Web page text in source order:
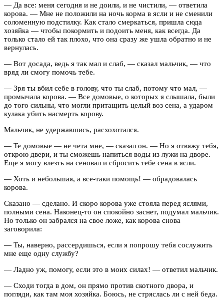
— Да все: меня сегодня и не доили, и не чистили, — ответила
корова. — Мне не положили на ночь корма в ясли и не сменили
соломенную подстилку. Как стало смеркаться, пришла сюда
хозяйка — чтобы покормить и подоить меня, как всегда. Да
только стало ей так плохо, что она сразу же ушла обратно и не
вернулась.
— Вот досада, ведь я так мал и слаб, — сказал мальчик, — что
вряд ли смогу помочь тебе.
— Зря ты вбил себе в голову, что ты слаб, потому что мал, —
промычала корова. — Все домовые, о которых я слышала, были
до того сильны, что могли притащить целый воз сена, а ударом
кулака убить насмерть корову.
Мальчик, не удержавшись, расхохотался.
— Те домовые — не чета мне, — сказал он. — Но я отвяжу тебя,
открою двери, и ты сможешь напиться воды из лужи на дворе.
Еще я могу влезть на сеновал и сбросить тебе сена в ясли.
— Хоть и небольшая, а все-таки помощь! — обрадовалась
корова.
Сказано — сделано. И скоро корова уже стояла перед яслями,
полными сена. Наконец-то он спокойно заснет, подумал мальчик.
Но только он забрался на свое ложе, как корова снова
заговорила:
— Ты, наверно, рассердишься, если я попрошу тебя сослужить
мне еще одну службу?
— Ладно уж, помогу, если это в моих силах! — ответил мальчик.
— Сходи тогда в дом, он прямо против скотного двора, и
погляди, как там моя хозяйка. Боюсь, не стряслась ли с ней беда.